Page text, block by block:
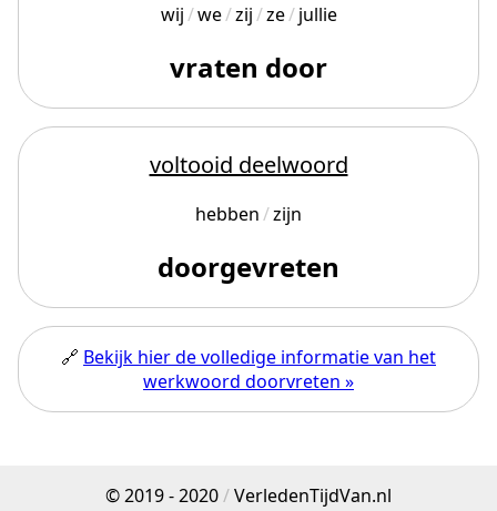
wij we zij ze jullie
vraten door
voltooid deelwoord
hebben zijn
doorgevreten
🔗 Bekijk hier de volledige informatie van het
werkwoord doorvreten »
© 2019 - 2020/VerledenTijdVan.nl